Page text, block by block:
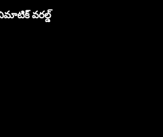
వరల్డ్